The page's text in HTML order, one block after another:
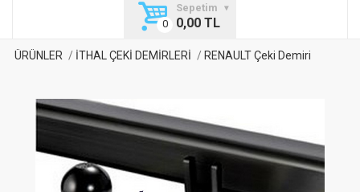
Sepetim
0,00 TL
ÜRÜNLER İTHAL ÇEKİ DEMİRLERİ RENAULT Çeki Demiri